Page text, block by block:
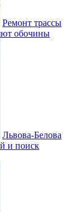
Ремонт трассы
обочины
Львова-Белова
и поиск